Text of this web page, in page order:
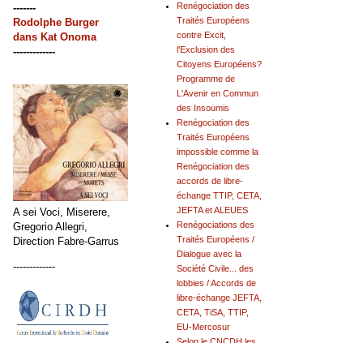
Renégociation des
Traités Européens
contre Excit,
l'Exclusion des
Citoyens Européens?
Programme de
L'Avenir en Commun
des Insoumis
Renégociation des
Traités Européens
impossible comme la
Renégociation des
accords de libre-
échange TTIP, CETA,
JEFTA et ALEUES
Renégociations des
Traités Européens /
Dialogue avec la
Société Civile... des
lobbies / Accords de
libre-échange JEFTA,
CETA, TiSA, TTIP,
EU-Mercosur
-------
Rodolphe Burger
dans Kat Onoma
-------------
A sei Voci, Miserere,
Gregorio Allegri,
Direction Fabre-Garrus
-------------